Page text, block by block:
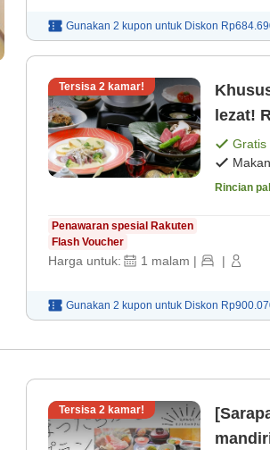
Gunakan 2 kupon untuk Diskon
Tersisa 2 kamar!
Khusus Segar Nikmati hidangan daging sapi
lezat!
Gratis
Rincian
Penawaran spesial Rakuten
Flash Voucher
Harga untuk: 1 malam | |
Gunakan 2 kupon untuk Diskon
Tersisa 2 kamar!